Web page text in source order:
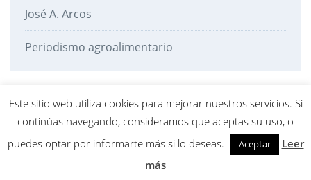
José A. Arcos
Periodismo agroalimentario
Política Economía Agroalimentación Desarrollo Rural
Este sitio web utiliza cookies para mejorar nuestros servicios. Si
continúas navegando, consideramos que aceptas su uso, o
puedes optar por informarte más si lo deseas.
Aceptar
Leer
más